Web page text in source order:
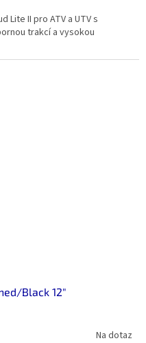
Lite II pro ATV a UTV s
trakcí a vysokou
Black 12"
Na dotaz